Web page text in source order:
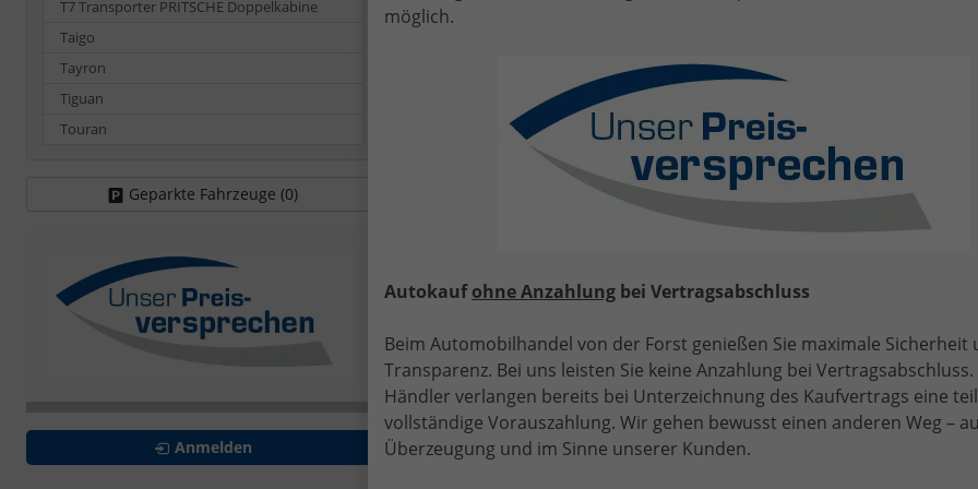
Polo
Polo 1.0 MPI
Sitzheizung+AppConnect+PDC+LED+Touch+Lichtsensor+MultiLenkrad
T7 Transporter PRITSCHE Doppelkabine
Taigo
Tayron
Tiguan
Touran
Geparkte Fahrzeuge (0)
Anmelden
möglich.
Autokaufohne Anzahlung bei Vertragsabschluss
Beim Automobilhandel von der Forst genießen Sie maximale Sicherheit
Transparenz. Bei uns leisten Sie keine Anzahlung bei Vertragsabschluss.
Händler verlangen bereits bei Unterzeichnung des Kaufvertrags eine
vollständige Vorauszahlung. Wir gehen bewusst einen anderen Weg –
Überzeugung und im Sinne unserer Kunden.